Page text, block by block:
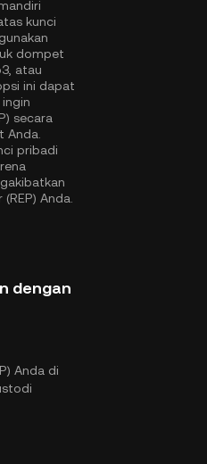
kunci
dompet
atau
ini dapat
secara
Anda.
pribadi
Anda.
dengan
Anda di